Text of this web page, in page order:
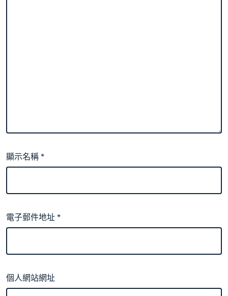
顯示名稱*
電子郵件地址*
個人網站網址